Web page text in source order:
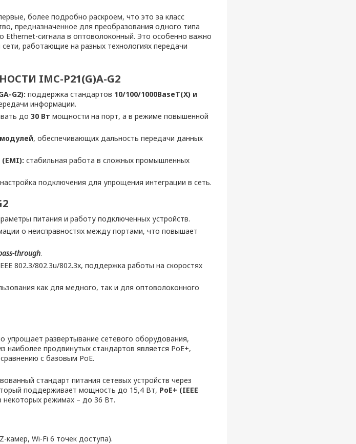
более подробно раскроем, что это за класс
предназначенное для преобразования одного типа
Ethernet-сигнала в оптоволоконный. Это особенно важно
работающие на разных технологиях передачи
IMC-P21(G)A-G2
G2): поддержка стандартов 10/100/1000BaseT(X) и
информации.
до 30 Вт мощности на порт, а в режиме повышенной
модулей, обеспечивающих дальность передачи данных
стабильная работа в сложных промышленных
подключения для упрощения интеграции в сеть.
питания и работу подключенных устройств.
о неисправностях между портами, что повышает
through.
802.3/802.3u/802.3x, поддержка работы на скоростях
как для медного, так и для оптоволоконного
упрощает развертывание сетевого оборудования,
продвинутых стандартов является PoE+,
с базовым PoE.
стандарт питания сетевых устройств через
поддерживает мощность до 15,4 Вт, PoE+ (IEEE
некоторых режимах – до 36 Вт.
камер, Wi-Fi 6 точек доступа).